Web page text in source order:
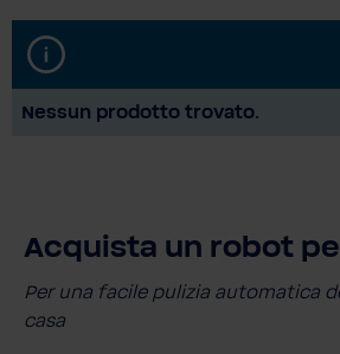
Nessun prodotto trovato.
Acquista un robot
Per una facile pulizia automatica
casa